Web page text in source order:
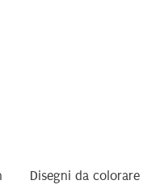
Disegni da colorare